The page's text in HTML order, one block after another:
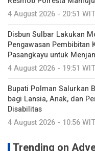
4 August 2026 - 20:51 WIT
Disbun Sulbar Lakukan
Pengawasan Pembibitan
Pasangkayu untuk
4 August 2026 - 19:51 WIT
Bupati Polman Salurkan
bagi Lansia, Anak, dan
Disabilitas
4 August 2026 - 10:56 WIT
Trending on